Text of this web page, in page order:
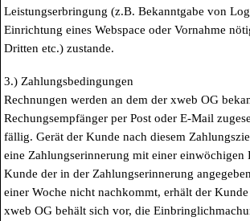
Leistungserbringung (z.B. Bekanntgabe von
Einrichtung eines Webspace oder Vornahme
Dritten etc.) zustande.
3.) Zahlungsbedingungen
Rechnungen werden an dem der xweb OG
Rechungsempfänger per Post oder E-Mail
fällig. Gerät der Kunde nach diesem
eine Zahlungserinnerung mit einer einwöchigen
Kunde der in der Zahlungserinnerung
einer Woche nicht nachkommt, erhält der
xweb OG behält sich vor, die